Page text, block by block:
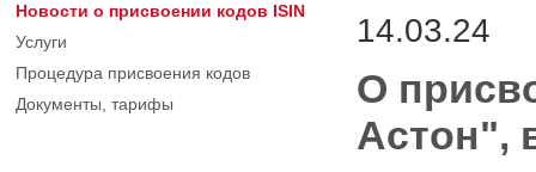
Новости о присвоении кодов ISIN
Услуги
Процедура присвоения кодов
Документы, тарифы
14.03.24
О
Астон",